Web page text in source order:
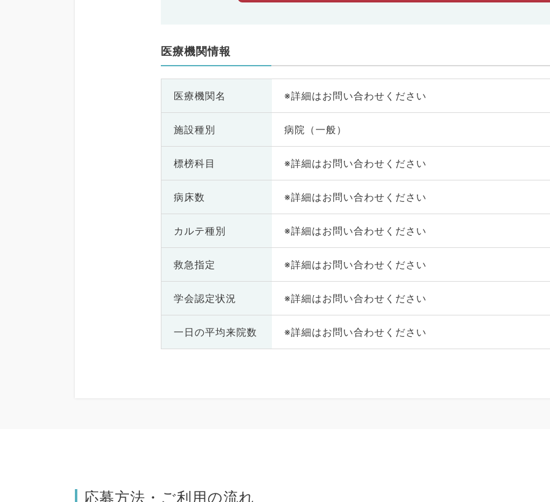
医療機関情報
医療機関名 ※詳細はお問い合わせください
施設種別 病院（一般）
標榜科目 ※詳細はお問い合わせください
病床数 ※詳細はお問い合わせください
カルテ種別 ※詳細はお問い合わせください
救急指定 ※詳細はお問い合わせください
学会認定状況 ※詳細はお問い合わせください
一日の平均来院数 ※詳細はお問い合わせください
応募方法・ご利用の流れ